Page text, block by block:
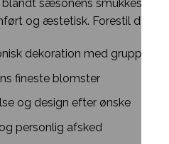
sæsonens smukkeste
og æstetisk. Forestil dig
dekoration med
fineste blomster
og design efter ønske
personlig afsked